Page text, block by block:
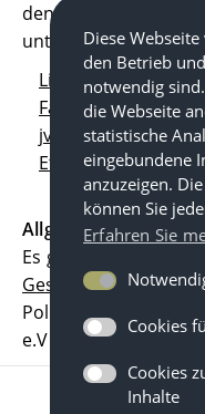
den
unterliegt:
Liferay
Fancy Box
jvectormap
Etherpad
Allgemeine
Es gelten die
Politische Bildung
e.V.
Diese
den Betrieb
notwendig
die Webseite
statistische
eingebundene
anzuzeigen.
können Sie
Erfahren Sie
Cookies
Cookies
Inhalte